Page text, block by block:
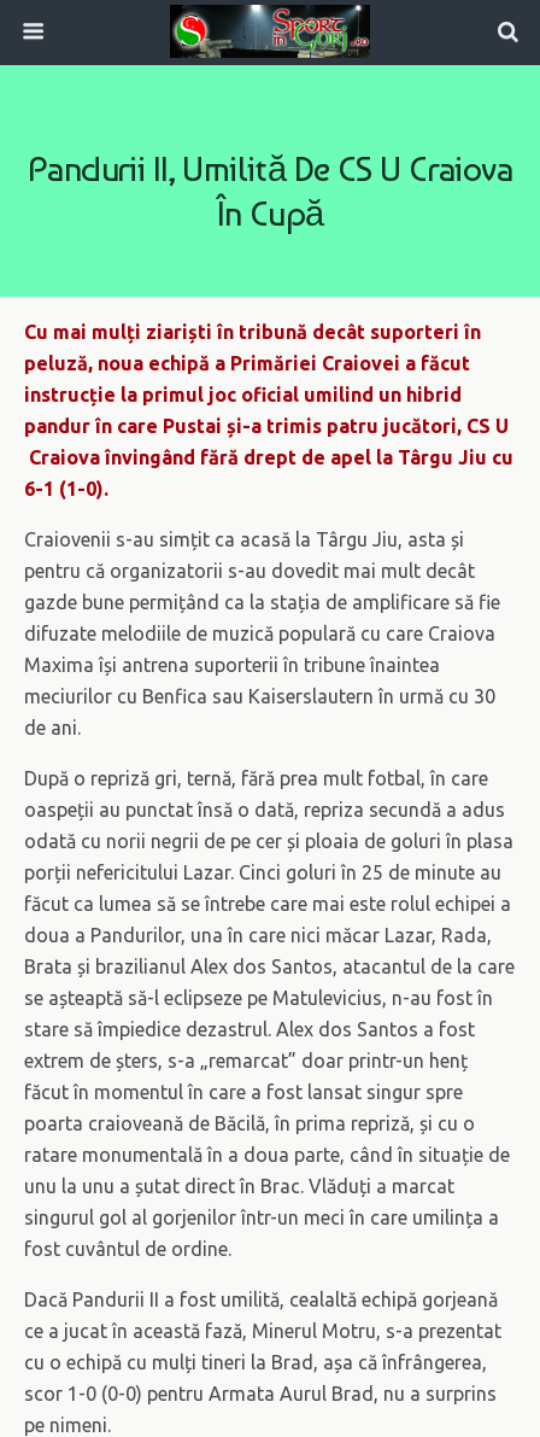
Pandurii II, Umilită De CS U Craiova
În Cupă
Cu mai mulți ziariști în tribună decât suporteri în
peluză, noua echipă a Primăriei Craiovei a făcut
instrucție la primul joc oficial umilind un hibrid
pandur în care Pustai și-a trimis patru jucători, CS U
Craiova învingând fără drept de apel la Târgu Jiu cu
6-1 (1-0).
Craiovenii s-au simțit ca acasă la Târgu Jiu, asta și
pentru că organizatorii s-au dovedit mai mult decât
gazde bune permițând ca la stația de amplificare să fie
difuzate melodiile de muzică populară cu care Craiova
Maxima își antrena suporterii în tribune înaintea
meciurilor cu Benfica sau Kaiserslautern în urmă cu 30
de ani.
După o repriză gri, ternă, fără prea mult fotbal, în care
oaspeții au punctat însă o dată, repriza secundă a adus
odată cu norii negrii de pe cer și ploaia de goluri în plasa
porții nefericitului Lazar. Cinci goluri în 25 de minute au
făcut ca lumea să se întrebe care mai este rolul echipei a
doua a Pandurilor, una în care nici măcar Lazar, Rada,
Brata și brazilianul Alex dos Santos, atacantul de la care
se așteaptă să-l eclipseze pe Matulevicius, n-au fost în
stare să împiedice dezastrul. Alex dos Santos a fost
extrem de șters, s-a „remarcat” doar printr-un henț
făcut în momentul în care a fost lansat singur spre
poarta craioveană de Băcilă, în prima repriză, și cu o
ratare monumentală în a doua parte, când în situație de
unu la unu a șutat direct în Brac. Vlăduți a marcat
singurul gol al gorjenilor într-un meci în care umilința a
fost cuvântul de ordine.
Dacă Pandurii II a fost umilită, cealaltă echipă gorjeană
ce a jucat în această fază, Minerul Motru, s-a prezentat
cu o echipă cu mulți tineri la Brad, așa că înfrângerea,
scor 1-0 (0-0) pentru Armata Aurul Brad, nu a surprins
pe nimeni.